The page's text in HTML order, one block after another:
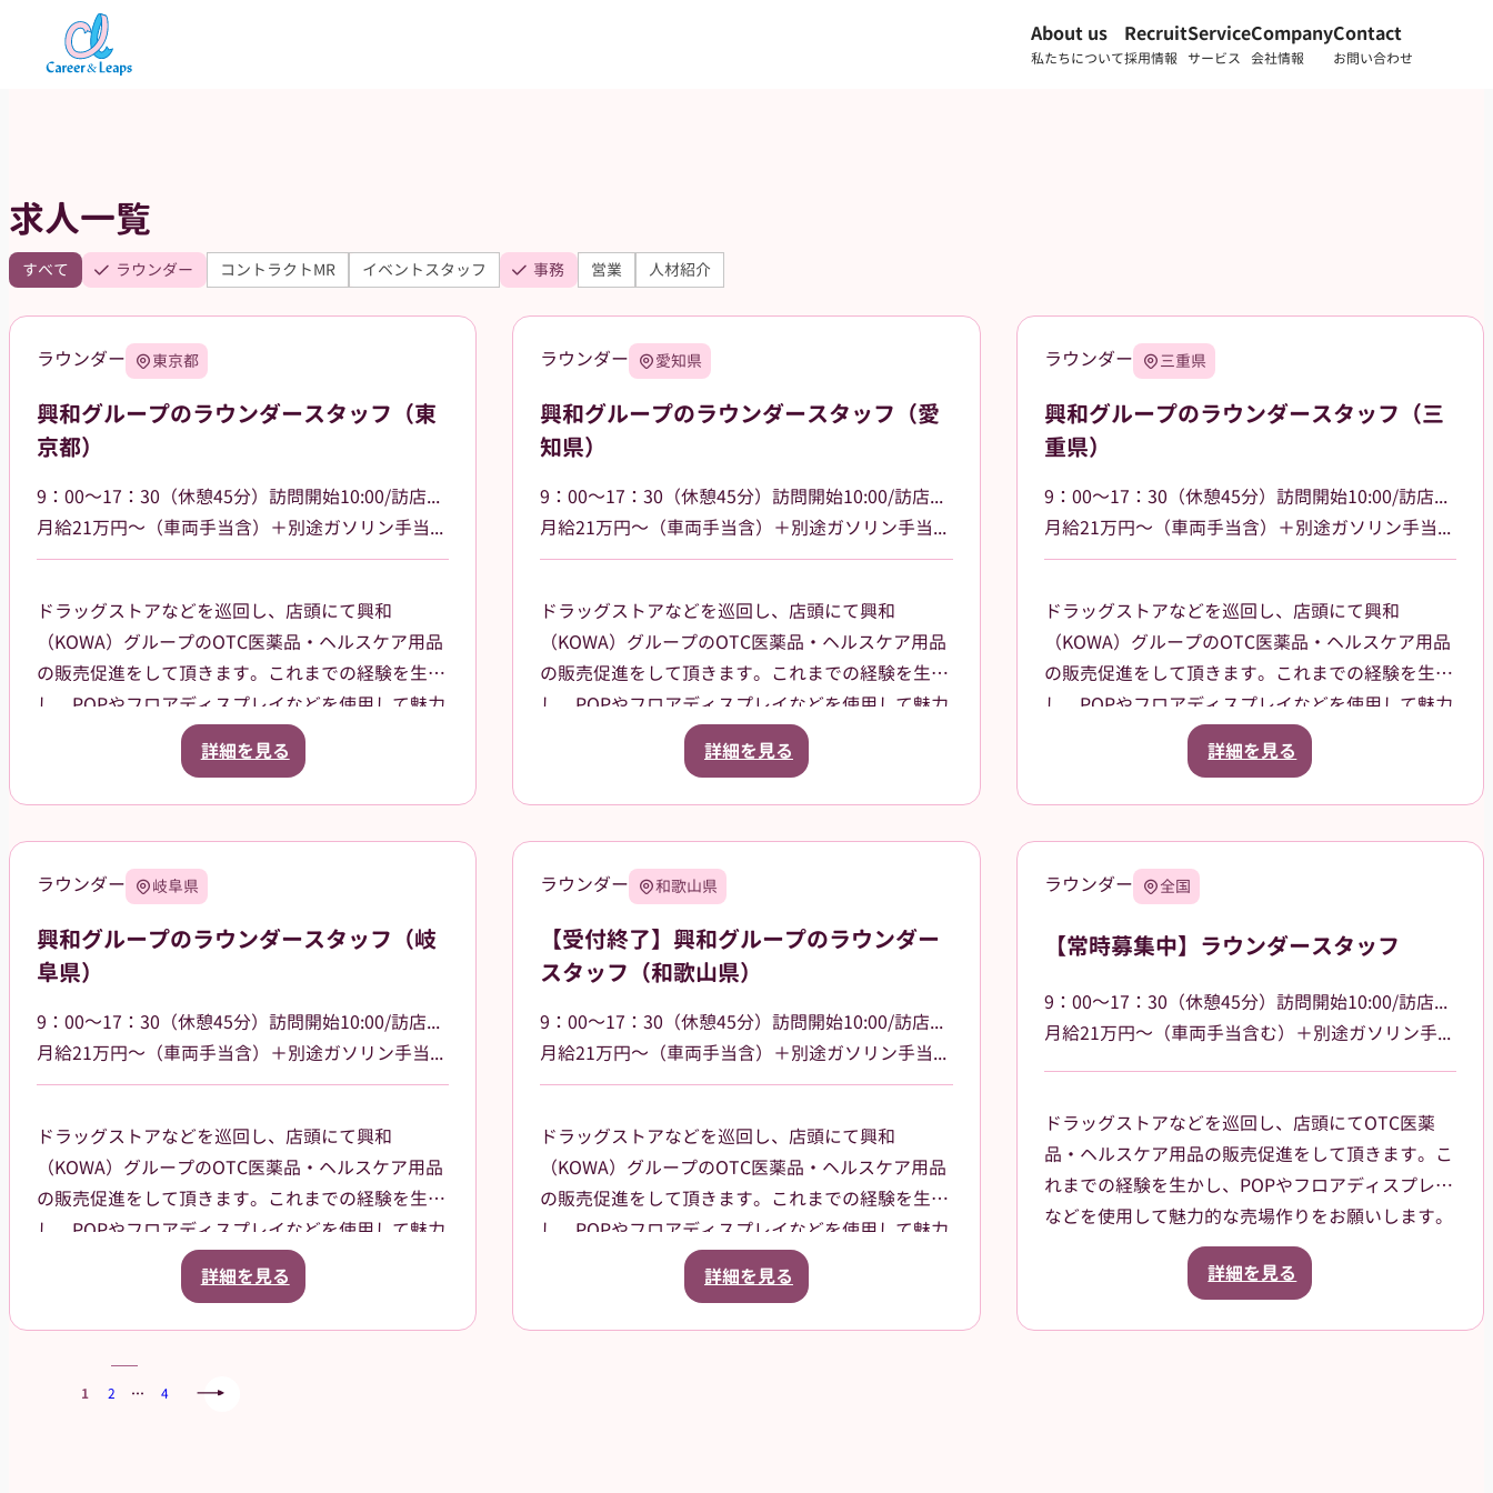
ッ
プ
About us
私たちについて
Recruit
採用情報
Service
サービス
Company
会社情報
Contact
お問い合わせ
求人一覧
すべて ラウンダー コントラクトMR イベントスタッフ 事務 営業 人材紹介
ラウンダー 東京都
興和グループのラウンダースタッフ（東
京都）
9：00～17：30（休憩45分）訪問開始10:00/訪店終了17:00
月給21万円～（車両手当含）＋別途ガソリン手当支給 その他手当あり
ドラッグストアなどを巡回し、店頭にて興和
（KOWA）グループのOTC医薬品・ヘルスケア用品
の販売促進をして頂きます。これまでの経験を生か
し、POPやフロアディスプレイなどを使用して魅力
的な売場作りをお願いします。また、商品や稼働に
関する研修などは、事前に担当者から数日間行いま
西東京市などを中心に、周辺エリアも担当していた
詳細を見る
ラウンダー 愛知県
興和グループのラウンダースタッフ（愛
知県）
9：00～17：30（休憩45分）訪問開始10:00/訪店終了17:00
月給21万円～（車両手当含）＋別途ガソリン手当支給 その他手当あり
ドラッグストアなどを巡回し、店頭にて興和
（KOWA）グループのOTC医薬品・ヘルスケア用品
の販売促進をして頂きます。これまでの経験を生か
し、POPやフロアディスプレイなどを使用して魅力
的な売場作りをお願いします。また、商品や稼働に
関する研修などは、事前に担当者から数日間行いま
を担当していただきます。2026年12月31日までを
り）。
詳細を見る
ラウンダー 三重県
興和グループのラウンダースタッフ（三
重県）
9：00～17：30（休憩45分）訪問開始10:00/訪店終了17:00
月給21万円～（車両手当含）＋別途ガソリン手当支給 その他手当あり
ドラッグストアなどを巡回し、店頭にて興和
（KOWA）グループのOTC医薬品・ヘルスケア用品
の販売促進をして頂きます。これまでの経験を生か
し、POPやフロアディスプレイなどを使用して魅力
的な売場作りをお願いします。また、商品や稼働に
関する研修などは、事前に担当者から数日間行いま
していただきます。
詳細を見る
ラウンダー 岐阜県
興和グループのラウンダースタッフ（岐
阜県）
9：00～17：30（休憩45分）訪問開始10:00/訪店終了17:00
月給21万円～（車両手当含）＋別途ガソリン手当支給 その他手当あり
ドラッグストアなどを巡回し、店頭にて興和
（KOWA）グループのOTC医薬品・ヘルスケア用品
の販売促進をして頂きます。これまでの経験を生か
し、POPやフロアディスプレイなどを使用して魅力
的な売場作りをお願いします。また、商品や稼働に
関する研修などは、事前に担当者から数日間行いま
【巡回エリア】
詳細を見る
ラウンダー 和歌山県
【受付終了】興和グループのラウンダー
スタッフ（和歌山県）
9：00～17：30（休憩45分）訪問開始10:00/訪店終了17:00
月給21万円～（車両手当含）＋別途ガソリン手当支給 その他手当あり
ドラッグストアなどを巡回し、店頭にて興和
（KOWA）グループのOTC医薬品・ヘルスケア用品
の販売促進をして頂きます。これまでの経験を生か
し、POPやフロアディスプレイなどを使用して魅力
的な売場作りをお願いします。また、商品や稼働に
関する研修などは、事前に担当者から数日間行いま
詳細を見る
ラウンダー 全国
【常時募集中】ラウンダースタッフ
9：00～17：30（休憩45分）訪問開始10:00/訪店終了17:00
月給21万円～（車両手当含む）＋別途ガソリン手当支給 その他手当あり
ドラッグストアなどを巡回し、店頭にてOTC医薬
品・ヘルスケア用品の販売促進をして頂きます。こ
れまでの経験を生かし、POPやフロアディスプレイ
などを使用して魅力的な売場作りをお願いします。
また、商品や稼働に関する研修などは、事前に担当
者から数日間行いますので安心してください。ご就
詳細を見る
1 2 … 4